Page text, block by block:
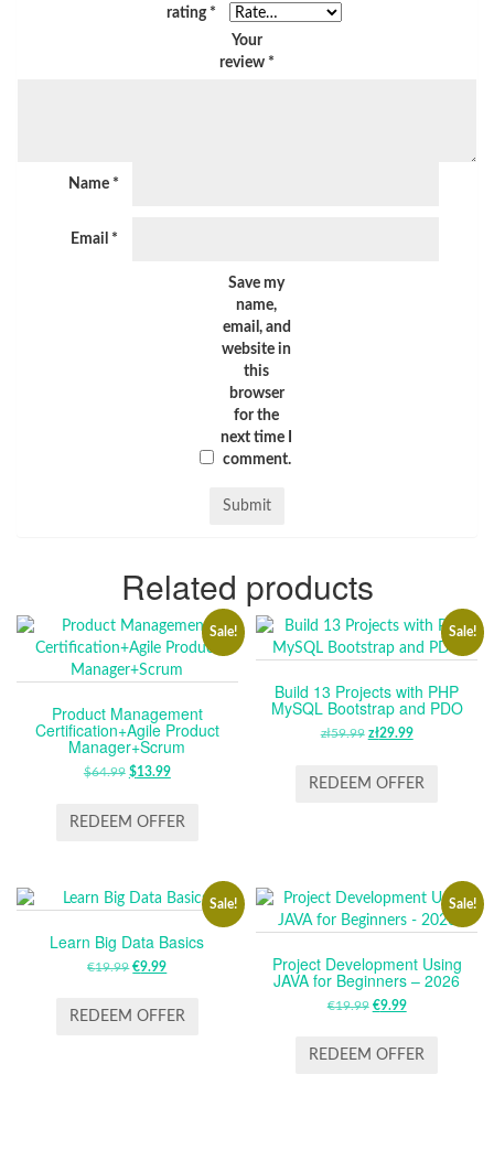
rating *
Your
review *
Name *
Email *
Save my
name,
email, and
website in
this
browser
for the
next time I
comment.
Related products
Sale!
Product Management
Certification+Agile Product
Manager+Scrum
$64.99 ORIGINAL
WAS:
$13.99CURRENT
IS:
REDEEM OFFER
Sale!
Build 13 Projects with PHP
MySQL Bootstrap and PDO
zł59.99 ORIGINAL
WAS:
zł29.99CURRENT
IS:
REDEEM OFFER
Sale!
Learn Big Data Basics
€19.99 ORIGINAL
WAS:
€9.99CURRENT
IS:
REDEEM OFFER
Sale!
Project Development Using
JAVA for Beginners – 2026
€19.99 ORIGINAL
WAS:
€9.99CURRENT
IS:
REDEEM OFFER